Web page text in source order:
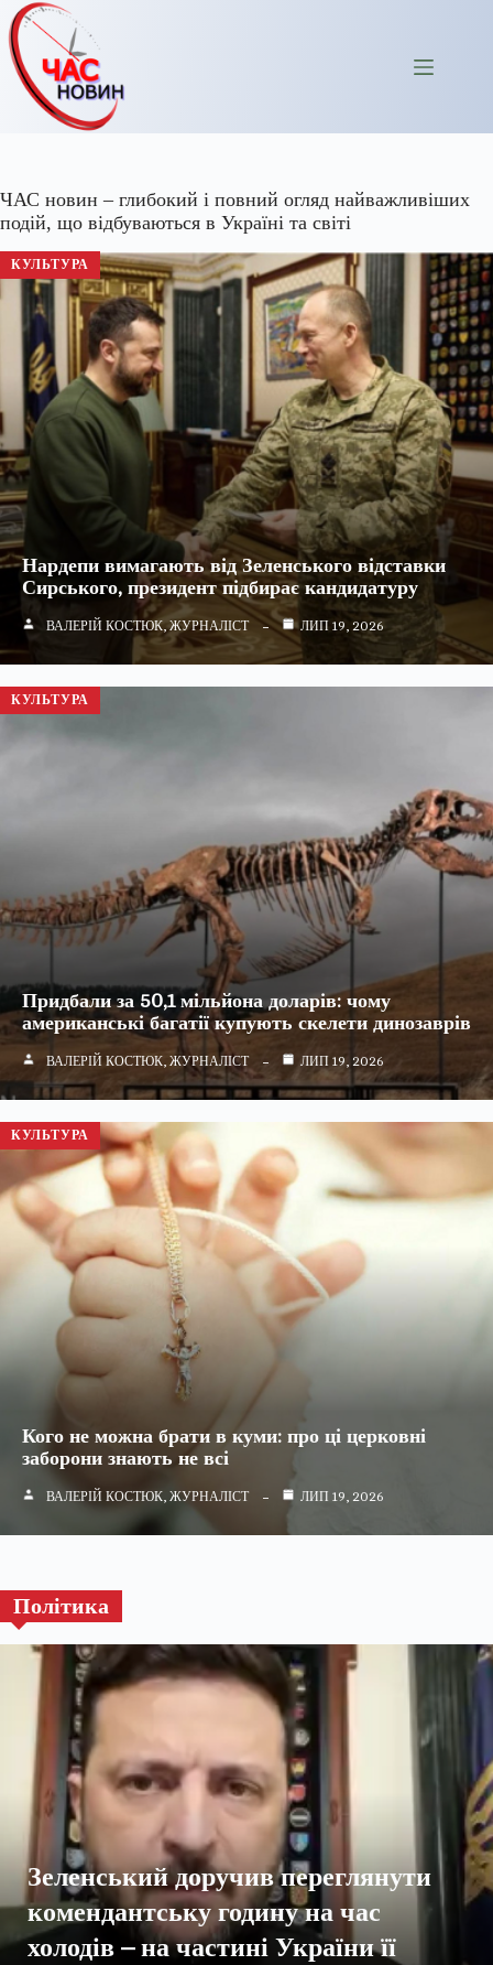
Перейти
до
вмісту
ЧАС новин – глибокий і повний огляд найважливіших
подій, що відбуваються в Україні та світі
КУЛЬТУРА
Нардепи вимагають від Зеленського відставки
Сирського, президент підбирає кандидатуру
ВАЛЕРІЙ КОСТЮК, ЖУРНАЛІСТ ЛИП 19, 2026
КУЛЬТУРА
Придбали за 50,1 мільйона доларів: чому
американські багатії купують скелети динозаврів
ВАЛЕРІЙ КОСТЮК, ЖУРНАЛІСТ ЛИП 19, 2026
КУЛЬТУРА
Кого не можна брати в куми: про ці церковні
заборони знають не всі
ВАЛЕРІЙ КОСТЮК, ЖУРНАЛІСТ ЛИП 19, 2026
Політика
Зеленський доручив переглянути
комендантську годину на час
холодів – на частині України її